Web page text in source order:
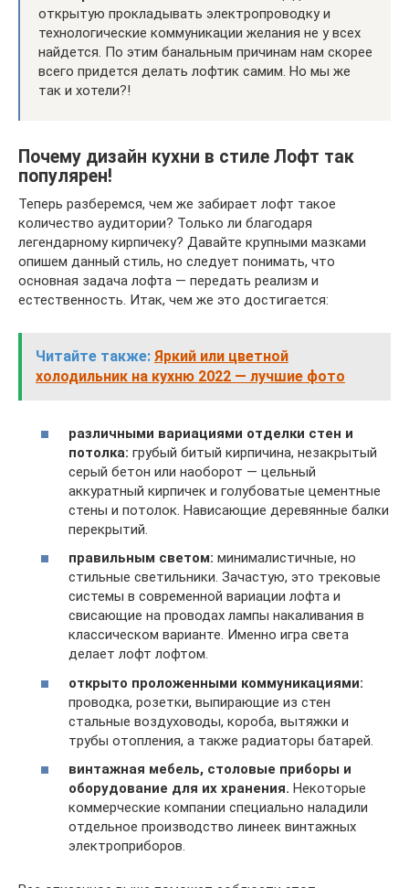
открытую прокладывать электропроводку и
технологические коммуникации желания не у всех
найдется. По этим банальным причинам нам скорее
всего придется делать лофтик самим. Но мы же
так и хотели?!
Почему дизайн кухни в стиле Лофт так
популярен!
Теперь разберемся, чем же забирает лофт такое
количество аудитории? Только ли благодаря
легендарному кирпичеку? Давайте крупными мазками
опишем данный стиль, но следует понимать, что
основная задача лофта — передать реализм и
естественность. Итак, чем же это достигается:
Читайте также: Яркий или цветной
холодильник на кухню 2022 — лучшие фото
различными вариациями отделки стен и
потолка: грубый битый кирпичина, незакрытый
серый бетон или наоборот — цельный
аккуратный кирпичек и голубоватые цементные
стены и потолок. Нависающие деревянные балки
перекрытий.
правильным светом: минималистичные, но
стильные светильники. Зачастую, это трековые
системы в современной вариации лофта и
свисающие на проводах лампы накаливания в
классическом варианте. Именно игра света
делает лофт лофтом.
открыто проложенными коммуникациями:
проводка, розетки, выпирающие из стен
стальные воздуховоды, короба, вытяжки и
трубы отопления, а также радиаторы батарей.
винтажная мебель, столовые приборы и
оборудование для их хранения. Некоторые
коммерческие компании специально наладили
отдельное производство линеек винтажных
электроприборов.